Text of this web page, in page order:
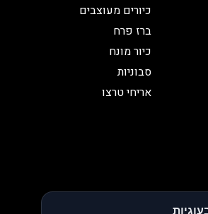
כיורים מעוצבים
ברז פרח
כיור מונח
סבוניות
אריחי טרצו